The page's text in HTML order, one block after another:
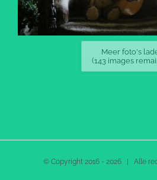
Meer foto's
(143images
© Copyright 2016 - 2026 | Alle